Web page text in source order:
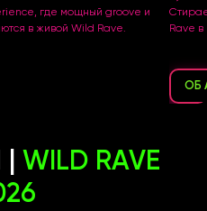
где мощный groove и
в живой Wild Rave.
Rave в
ОБ
WILD RAVE